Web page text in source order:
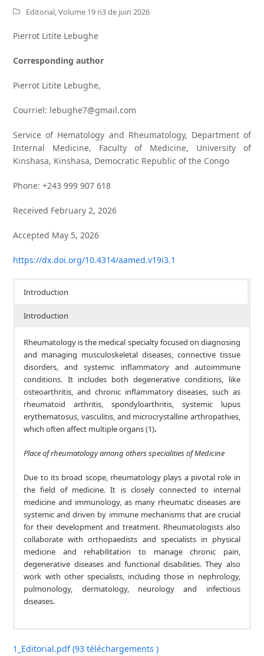
Editorial,Volume 19 n3 de juin 2026
Pierrot Litite Lebughe
Corresponding author
Pierrot Litite Lebughe,
Courriel: lebughe7@gmail.com
Service of Hematology and Rheumatology, Department of
Internal Medicine, Faculty of Medicine, University of
Kinshasa, Kinshasa, Democratic Republic of the Congo
Phone: +243 999 907 618
Received February 2, 2026
Accepted May 5, 2026
https://dx.doi.org/10.4314/aamed.v19i3.1
Introduction
Introduction
Rheumatology is the medical specialty focused on diagnosing
and managing musculoskeletal diseases, connective tissue
disorders, and systemic inflammatory and autoimmune
conditions. It includes both degenerative conditions, like
osteoarthritis, and chronic inflammatory diseases, such as
rheumatoid arthritis, spondyloarthritis, systemic lupus
erythematosus, vasculitis, and microcrystalline arthropathies,
which often affect multiple organs (1).
Place of rheumatology among others specialities of Medicine
Due to its broad scope, rheumatology plays a pivotal role in
the field of medicine. It is closely connected to internal
medicine and immunology, as many rheumatic diseases are
systemic and driven by immune mechanisms that are crucial
for their development and treatment. Rheumatologists also
collaborate with orthopaedists and specialists in physical
medicine and rehabilitation to manage chronic pain,
degenerative diseases and functional disabilities. They also
work with other specialists, including those in nephrology,
pulmonology, dermatology, neurology and infectious
diseases.
diagnostic et à la prise en charge des affections du système
1_Editorial.pdf (93 téléchargements )